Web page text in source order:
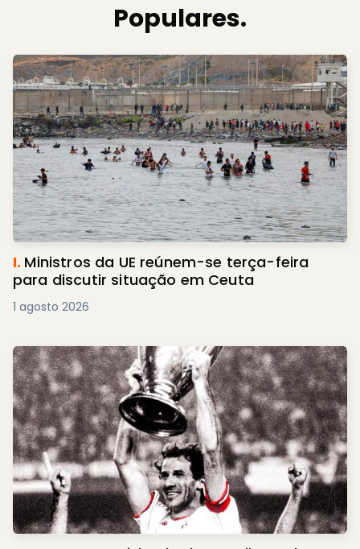
Populares.
I. Ministros da UE reúnem-se terça-feira
para discutir situação em Ceuta
1 agosto 2026